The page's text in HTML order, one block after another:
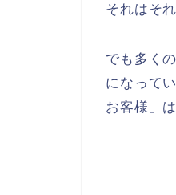
それはそ
でも多く
になって
お客様」